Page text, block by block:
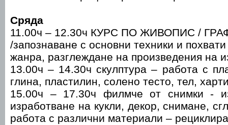
Сряда
11.00ч – 12.30ч КУРС ПО ЖИВОПИС /
/запознаване с основни техники и
жанра, разглеждане на произведения на
13.00ч – 14.30ч скулптура – работа с
глина, пластилин, солено тесто, тел,
15.00ч – 17.30ч филмче от снимки -
изработване на кукли, декор, снимане,
работа с различни материали –